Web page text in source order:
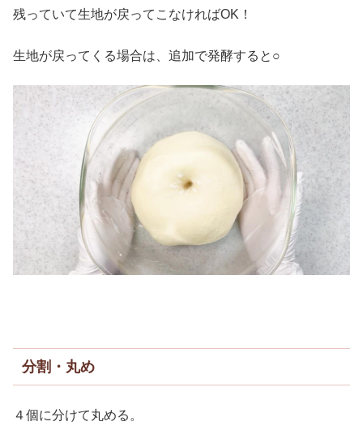
残っていて生地が戻ってこなければOK！
生地が戻ってくる場合は、追加で発酵すると○
分割・丸め
４個に分けて丸める。